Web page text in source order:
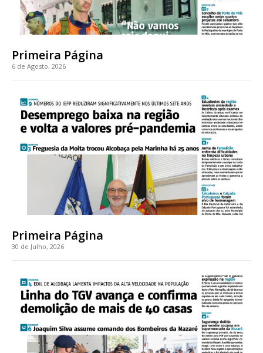
Faça-se assinante do Região de Cister e ajude-nos a manter este serviço
público!
Sendo assinante terá acesso a todos os conteúdos exclusivos e versões
digitais.
Escolha o plano de assinatura desejado:
ASSINATURA
32€
12 meses
Primeira Página
6 de Agosto, 2026
Primeira Página
30 de Julho, 2026